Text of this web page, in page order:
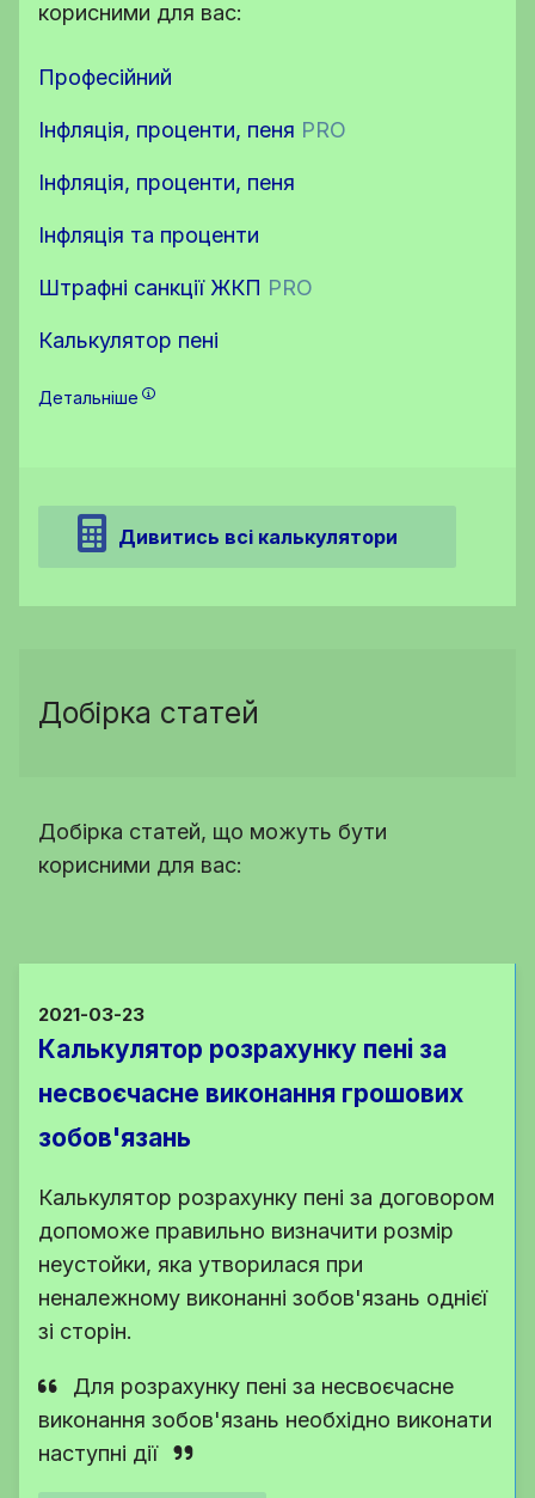
корисними для вас:
Професійний
Інфляція, проценти, пеня PRO
Інфляція, проценти, пеня
Інфляція та проценти
Штрафні санкції ЖКП PRO
Калькулятор пені
Детальніше
Дивитись всі калькулятори
Добірка статей
Добірка статей, що можуть бути
корисними для вас:
2021-03-23
Калькулятор розрахунку пені за
несвоєчасне виконання грошових
зобов'язань
Калькулятор розрахунку пені за договором
допоможе правильно визначити розмір
неустойки, яка утворилася при
неналежному виконанні зобов'язань однієї
зі сторін.
Для розрахунку пені за несвоєчасне
виконання зобов'язань необхідно виконати
наступні дії